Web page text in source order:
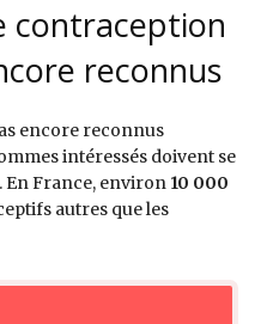
contraception
reconnus
encore reconnus
intéressés doivent se
En France, environ 10 000
autres que les